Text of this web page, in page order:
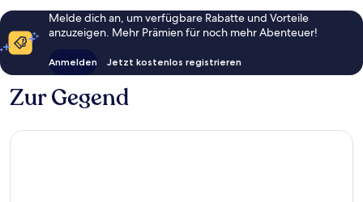
Melde dich an, um verfügbare Rabatte und Vorteile
anzuzeigen. Mehr Prämien für noch mehr Abenteuer!
Anmelden Jetzt kostenlos registrieren
Zur Gegend